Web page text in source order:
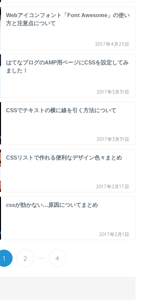
Webアイコンフォント「Font Awesome」の使い
方と注意点について
2017年4月25日
はてなブログのAMP用ページにCSSを設定してみ
ました！
2017年3月31日
CSSでテキストの横に線を引く方法について
2017年3月31日
CSSリストで作れる便利なデザイン色々まとめ
2017年2月17日
cssが効かない…原因についてまとめ
2017年2月1日
1 2 ... 4